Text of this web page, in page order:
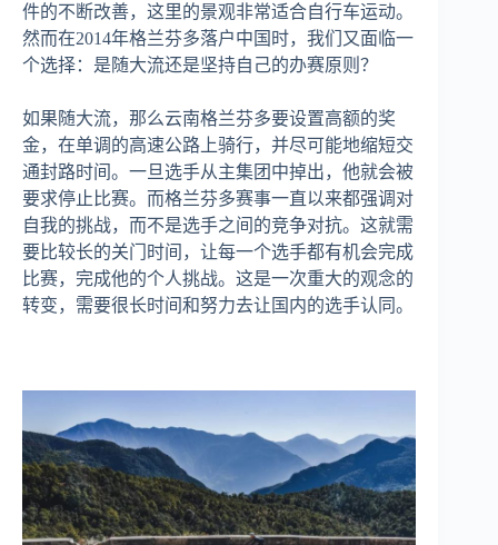
件的不断改善，这里的景观非常适合自行车运动。
然而在2014年格兰芬多落户中国时，我们又面临一
个选择：是随大流还是坚持自己的办赛原则？
如果随大流，那么云南格兰芬多要设置高额的奖
金，在单调的高速公路上骑行，并尽可能地缩短交
通封路时间。一旦选手从主集团中掉出，他就会被
要求停止比赛。而格兰芬多赛事一直以来都强调对
自我的挑战，而不是选手之间的竞争对抗。这就需
要比较长的关门时间，让每一个选手都有机会完成
比赛，完成他的个人挑战。这是一次重大的观念的
转变，需要很长时间和努力去让国内的选手认同。